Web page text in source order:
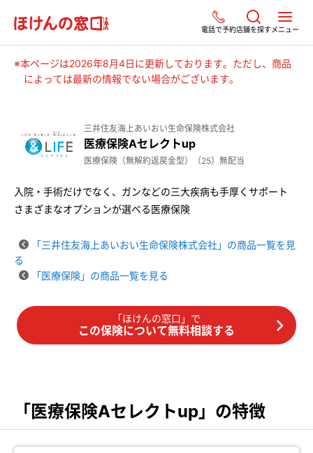
電話で予約店舗を探すメニュー
※本ページは2026年8月4日に更新しております。ただし、商品
によっては最新の情報でない場合がございます。
三井住友海上あいおい生命保険株式会社
医療保険Aセレクトup
医療保険（無解約返戻金型）（25）無配当
入院・手術だけでなく、ガンなどの三大疾病も手厚くサポート
さまざまなオプションが選べる医療保険
「三井住友海上あいおい生命保険株式会社」の商品一覧を見
る
「医療保険」の商品一覧を見る
「ほけんの窓口」で
この保険について無料相談する
「医療保険Aセレクトup」の特徴